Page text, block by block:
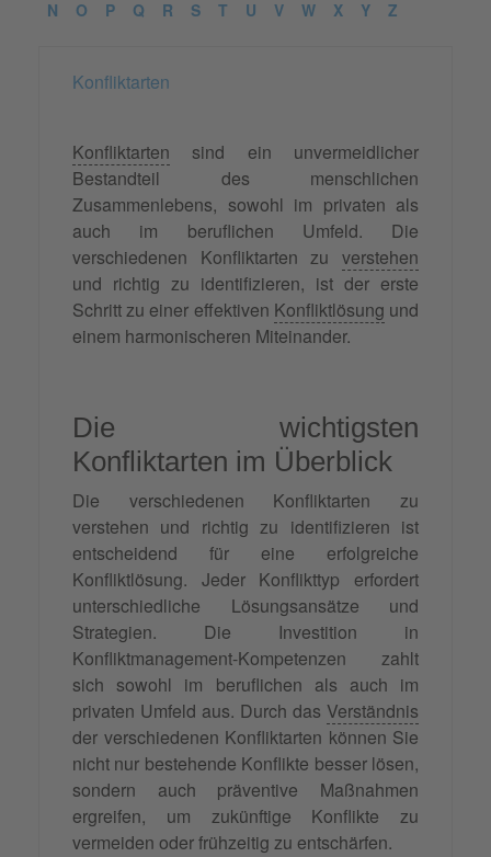
N
O P Q R S T U V W X Y Z
Konfliktarten
Konfliktarten sind ein unvermeidlicher
Bestandteil des menschlichen
Zusammenlebens, sowohl im privaten als
auch im beruflichen Umfeld. Die
verschiedenen Konfliktarten zu verstehen
und richtig zu identifizieren, ist der erste
Schritt zu einer effektiven Konfliktlösung und
einem harmonischeren Miteinander.
Die wichtigsten
Konfliktarten im Überblick
Die verschiedenen Konfliktarten zu
verstehen und richtig zu identifizieren ist
entscheidend für eine erfolgreiche
Konfliktlösung. Jeder Konflikttyp erfordert
unterschiedliche Lösungsansätze und
Strategien. Die Investition in
Konfliktmanagement-Kompetenzen zahlt
sich sowohl im beruflichen als auch im
privaten Umfeld aus. Durch das Verständnis
der verschiedenen Konfliktarten können Sie
nicht nur bestehende Konflikte besser lösen,
sondern auch präventive Maßnahmen
ergreifen, um zukünftige Konflikte zu
vermeiden oder frühzeitig zu entschärfen.